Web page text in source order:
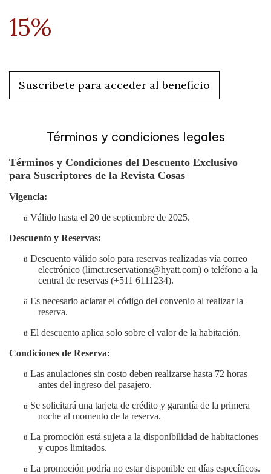
15%
Suscribete para acceder al beneficio
Términos y condiciones legales
Términos y Condiciones del Descuento Exclusivo
para Suscriptores de la Revista Cosas
Vigencia:
ü Válido hasta el 20 de septiembre de 2025.
Descuento y Reservas:
ü Descuento válido solo para reservas realizadas vía correo
electrónico (limct.reservations@hyatt.com) o teléfono a la
central de reservas (+511 6111234).
ü Es necesario aclarar el código del convenio al realizar la
reserva.
ü El descuento aplica solo sobre el valor de la habitación.
Condiciones de Reserva:
ü Las anulaciones sin costo deben realizarse hasta 72 horas
antes del ingreso del pasajero.
ü Se solicitará una tarjeta de crédito y garantía de la primera
noche al momento de la reserva.
ü La promoción está sujeta a la disponibilidad de habitaciones
y cupos limitados.
ü La promoción podría no estar disponible en días específicos.